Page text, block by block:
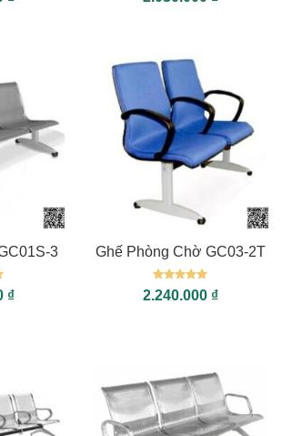
hạng55
3
₫
Ghế Phòng Chờ GC03-2T
Được xếp
hạng55
2.240.000 ₫